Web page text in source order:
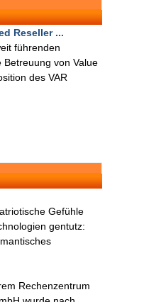
Reseller ...
führenden
von Value
des VAR
Gefühle
gentutz:
Rechenzentrum